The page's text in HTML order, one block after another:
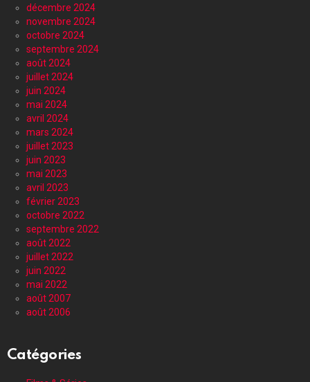
décembre 2024
novembre 2024
octobre 2024
septembre 2024
août 2024
juillet 2024
juin 2024
mai 2024
avril 2024
mars 2024
juillet 2023
juin 2023
mai 2023
avril 2023
février 2023
octobre 2022
septembre 2022
août 2022
juillet 2022
juin 2022
mai 2022
août 2007
août 2006
Catégories